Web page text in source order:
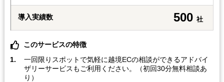
導入実績数 500 社
このサービスの特徴
一回限りスポットで気軽に越境ECの相談ができるアドバイ
ザリーサービスもご利用ください。（初回30分無料相談あ
り）